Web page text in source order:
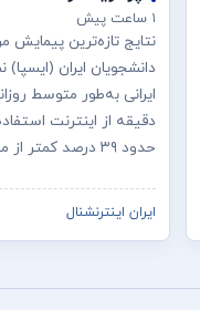
۱ ساعت پیش
نتایج تازه‌ترین پیمایش
دانشجویان ایران
ایرانی به‌طور متوسط
دقیقه از اینترنت
حدود ۳۹ درصد کمتر از میانگین جهانی است.
ایران اینترنشنال